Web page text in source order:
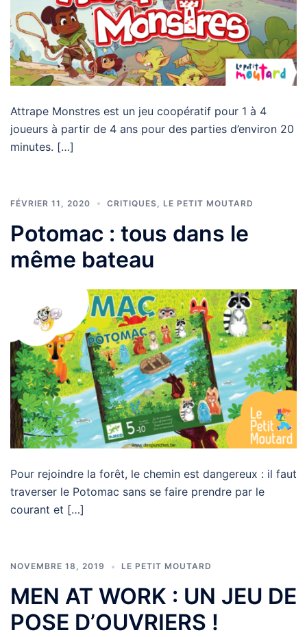
Attrape Monstres est un jeu coopératif pour 1 à 4
joueurs à partir de 4 ans pour des parties d’environ 20
minutes. […]
FÉVRIER 11, 2020 CRITIQUES LE PETIT MOUTARD
Potomac : tous dans le
même bateau
Pour rejoindre la forêt, le chemin est dangereux : il faut
traverser le Potomac sans se faire prendre par le
courant et […]
NOVEMBRE 18, 2019 LE PETIT MOUTARD
MEN AT WORK : UN JEU DE
POSE D’OUVRIERS !